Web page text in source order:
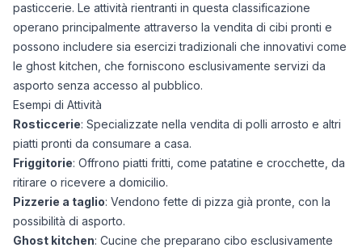
pasticcerie. Le attività rientranti in questa classificazione
operano principalmente attraverso la vendita di cibi pronti e
possono includere sia esercizi tradizionali che innovativi come
le ghost kitchen, che forniscono esclusivamente servizi da
asporto senza accesso al pubblico.
Esempi di Attività
Rosticcerie: Specializzate nella vendita di polli arrosto e altri
piatti pronti da consumare a casa.
Friggitorie: Offrono piatti fritti, come patatine e crocchette, da
ritirare o ricevere a domicilio.
Pizzerie a taglio: Vendono fette di pizza già pronte, con la
possibilità di asporto.
Ghost kitchen: Cucine che preparano cibo esclusivamente